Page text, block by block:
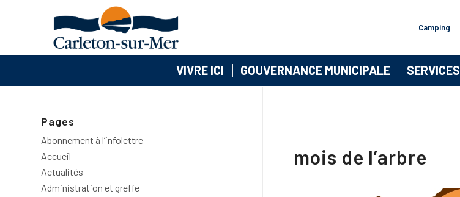
Camping
VIVRE ICI GOUVERNANCE MUNICIPALE SERVICES
mois de l’arbre
Pages
Abonnement à l’infolettre
Accueil
Actualités
Administration et greffe